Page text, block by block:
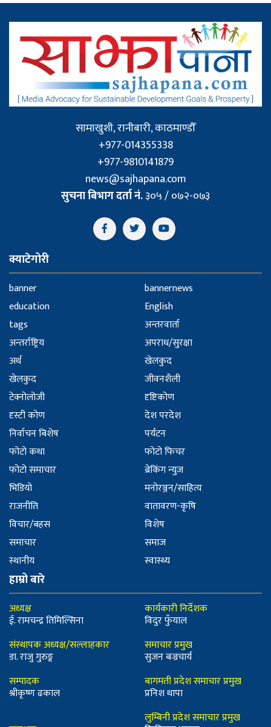
सामाखुशी, रानीबारी, काठमाण्डौँ
+977-014355338
+977-9810141879
news@sajhapana.com
सुचना बिभाग दर्ता नं.३०५ / ०७२-०७३
क्याटेगोरी
banner
bannernews
education
English
tags
अन्तरवार्ता
अन्तर्राष्ट्रिय
अपराध/सुरक्षा
अर्थ
खेलकुद
खेलकुद
जीवनशैली
टेक्नोलोजी
दृष्टिकोण
दृस्टी कोण
देश परदेश
निर्वाचन बिशेष
पर्यटन
फोटो कथा
फोटो फिचर
फोटो समाचार
ब्रेकिंग न्युज
भिडियो
मनोरञ्जन/साहित्य
राजनीति
वातावरण-कृषि
विचार/बहस
विशेष
समाचार
समाज
स्थानीय
स्वास्थ्य
हाम्रो बारे
अध्यक्ष
ई. रामचन्द्र तिमिल्सिना
संस्थापक अध्यक्ष/सल्लाहकार
डा. राजु गुरुङ्ग
सम्पादक
श्रीकृष्ण ढकाल
कार्यकारी निर्देशक
विदुर फुँयाल
समाचार प्रमुख
सुजन बज्रचार्य
बागमती प्रदेश समाचार प्रमुख
प्रनिश थापा
लुम्बिनी प्रदेश समाचार प्रमुख